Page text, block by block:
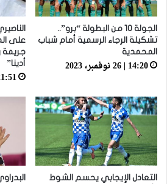
الجولة 10 من البطولة “برو”..
تشكيلة الرجاء الرسمية أمام شباب
المحمدية
14:20 | 26 نوفمبر، 2023
على
جريمة
أدينا”
21:51 | 12
التعادل الإيجابي يحسم الشوط